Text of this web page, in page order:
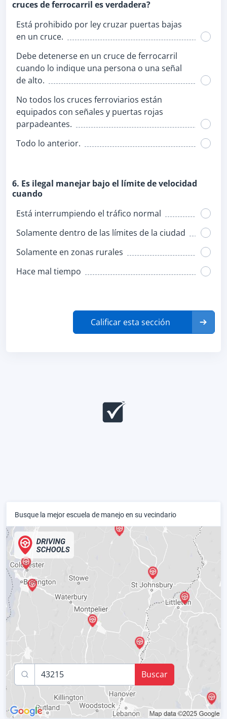
cruces de ferrocarril es verdadera?
Está prohibido por ley cruzar puertas bajas
en un cruce.
Debe detenerse en un cruce de ferrocarril
cuando lo indique una persona o una señal
de alto.
No todos los cruces ferroviarios están
equipados con señales y puertas rojas
parpadeantes.
Todo lo anterior.
6. Es ilegal manejar bajo el límite de velocidad
cuando
Está interrumpiendo el tráfico normal
Solamente dentro de las límites de la ciudad
Solamente en zonas rurales
Hace mal tiempo
Calificar esta sección
Busque la mejor escuela de manejo en su vecindario
Buscar